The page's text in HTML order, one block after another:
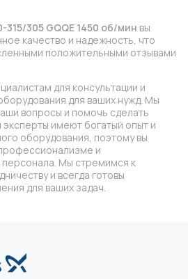
315/305 GQQE 1450 об/мин вы
качество и надежность, что
положительными отзывами
для консультации и
для ваших нужд. Мы
вопросы и помочь сделать
имеют богатый опыт и
оборудования, поэтому вы
и
Мы стремимся к
и всегда готовы
для ваших задач.